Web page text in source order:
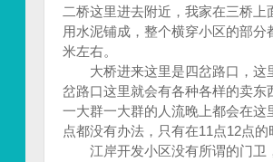
二桥这里进去附近，我家在三桥
用水泥铺成，整个横穿小区的部
米左右。
大桥进来这里是四岔路口，这
岔路口这里就会有各种各样的卖东
一大群一大群的人流晚上都会在
点都没有办法，只有在11点12点
江岸开发小区没有所谓的门卫，